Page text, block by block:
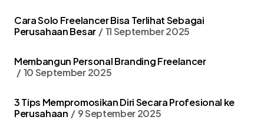
Cara Solo Freelancer Bisa Terlihat Sebagai
Perusahaan Besar
11 September 2025
Membangun Personal Branding Freelancer
10 September 2025
3 Tips Mempromosikan Diri Secara Profesional ke
Perusahaan
9 September 2025